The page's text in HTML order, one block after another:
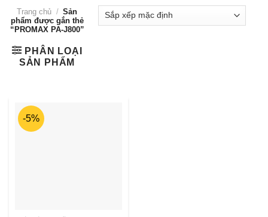
Trang chủ / Sản
phẩm được gắn thẻ
“PROMAX PA-J800”
PHÂN LOẠI
SẢN PHẨM
-5%